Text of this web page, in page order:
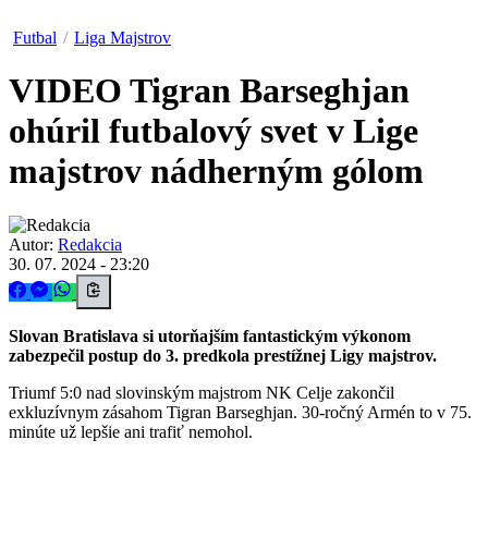
Futbal / Liga Majstrov
VIDEO Tigran Barseghjan
ohúril futbalový svet v Lige
majstrov nádherným gólom
Autor: Redakcia
30. 07. 2024 - 23:20
Slovan Bratislava si utorňajším fantastickým výkonom
zabezpečil postup do 3. predkola prestížnej Ligy majstrov.
Triumf 5:0 nad slovinským majstrom NK Celje zakončil
exkluzívnym zásahom Tigran Barseghjan. 30-ročný Armén to v 75.
minúte už lepšie ani trafiť nemohol.